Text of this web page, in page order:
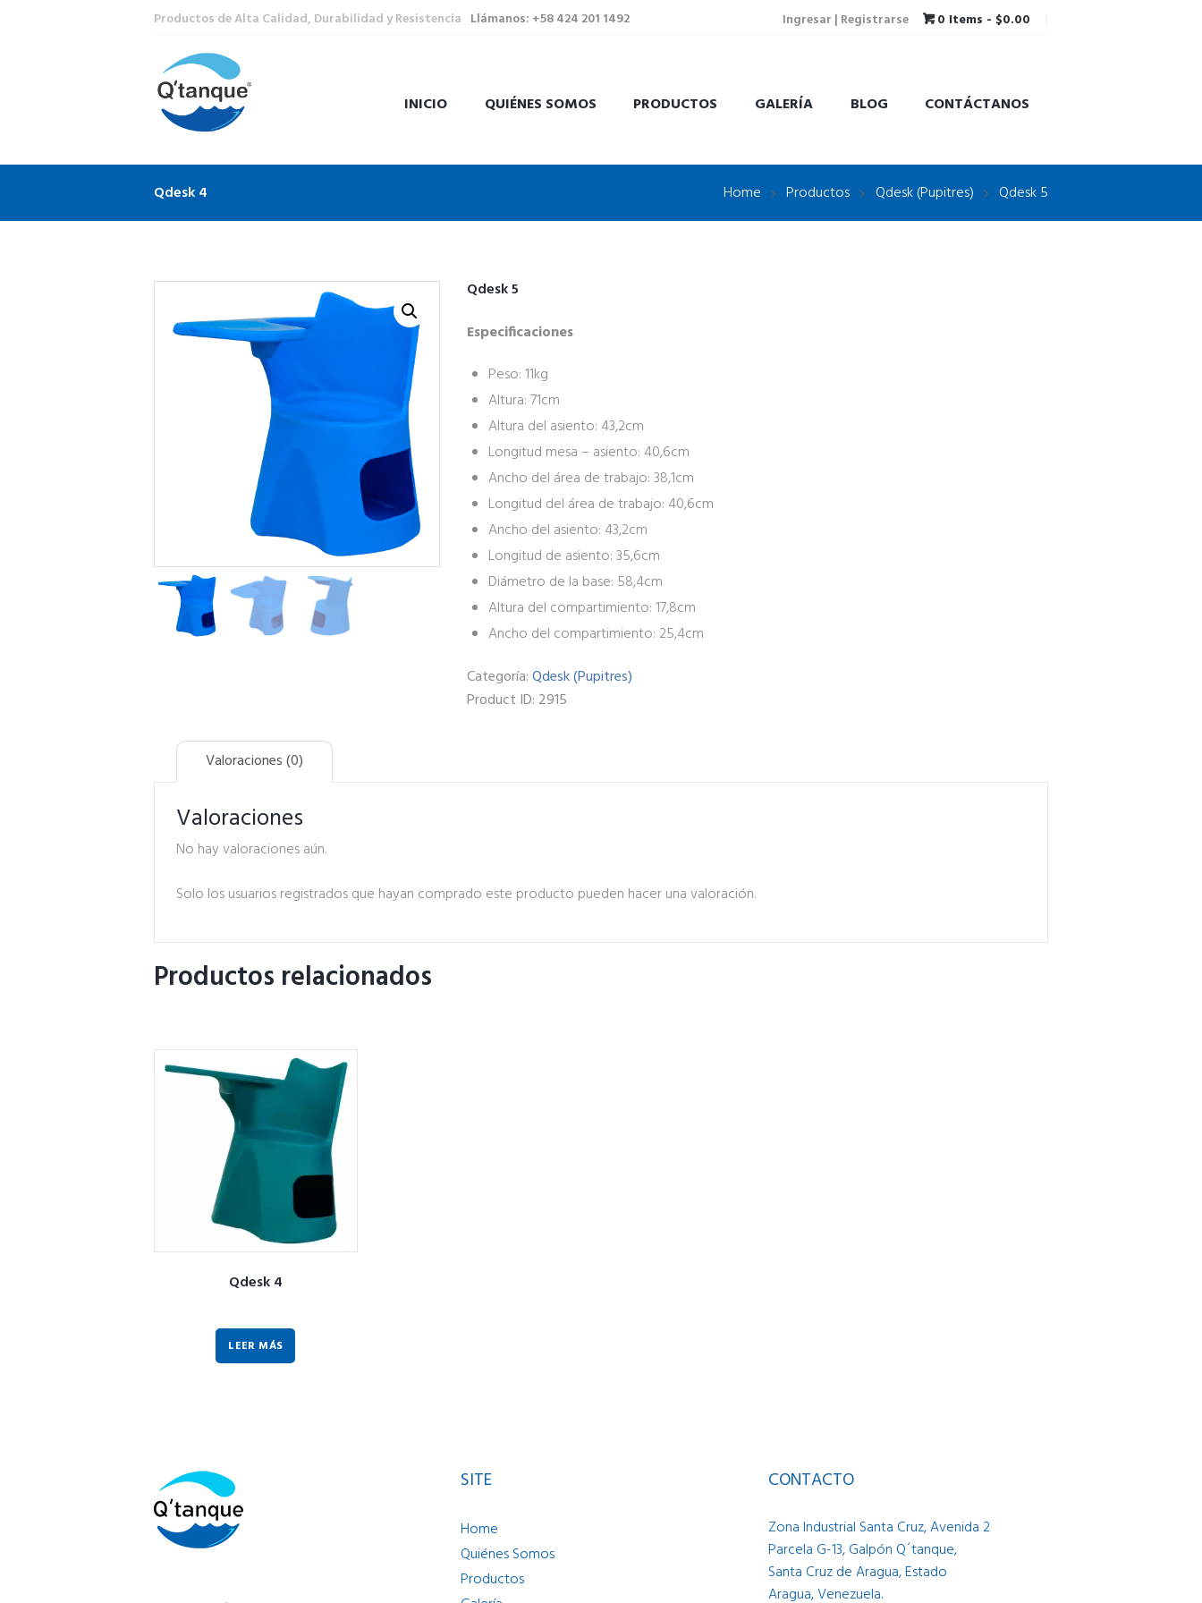
Productos de Alta Calidad, Durabilidad y Resistencia Llámanos: +58 424 201 1492 Ingresar | Registrarse 0 Items - $0.00
INICIO QUIÉNES SOMOS PRODUCTOS GALERÍA BLOG CONTÁCTANOS
Qdesk 4 Home Productos Qdesk (Pupitres) Qdesk 5
Qdesk 5
Especificaciones
Peso: 11kg
Altura: 71cm
Altura del asiento: 43,2cm
Longitud mesa – asiento: 40,6cm
Ancho del área de trabajo: 38,1cm
Longitud del área de trabajo: 40,6cm
Ancho del asiento: 43,2cm
Longitud de asiento: 35,6cm
Diámetro de la base: 58,4cm
Altura del compartimiento: 17,8cm
Ancho del compartimiento: 25,4cm
Categoría:Qdesk (Pupitres)
Product ID: 2915
Valoraciones (0)
Valoraciones
No hay valoraciones aún.
Solo los usuarios registrados que hayan comprado este producto pueden hacer una valoración.
Productos relacionados
Qdesk 4
LEER MÁS
SITE
Home
Quiénes Somos
Productos
CONTACTO
Zona Industrial Santa Cruz, Avenida 2
Parcela G-13, Galpón Q´tanque,
Santa Cruz de Aragua, Estado
Aragua, Venezuela.